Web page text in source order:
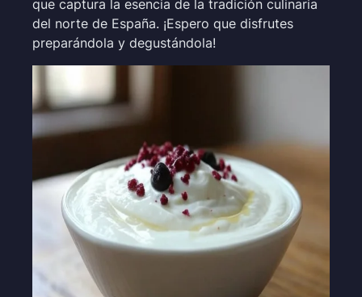
que captura la esencia de la tradición culinaria
del norte de España. ¡Espero que disfrutes
preparándola y degustándola!